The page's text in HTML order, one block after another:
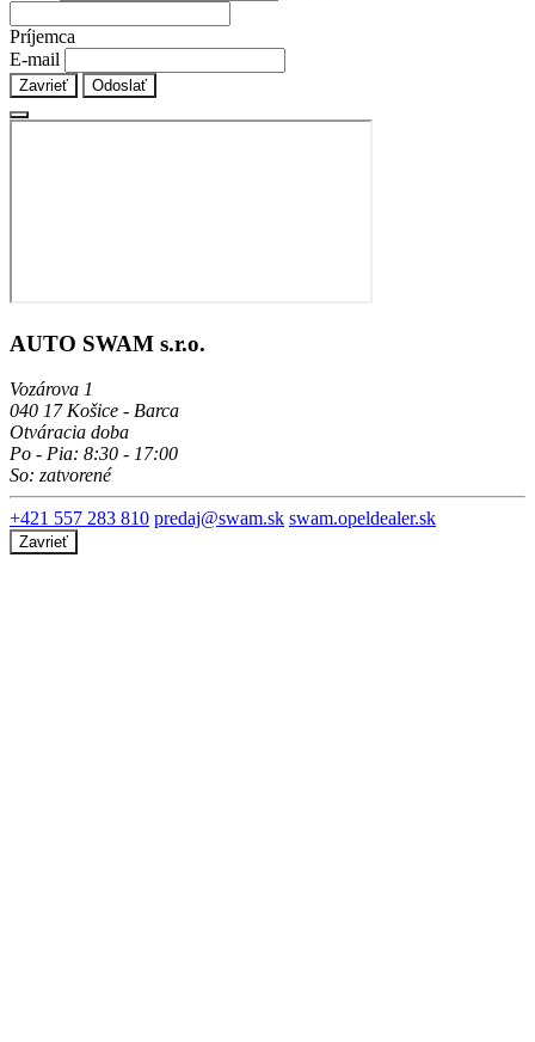
Príjemca
E-mail
Zavrieť Odoslať
AUTO SWAM s.r.o.
Vozárova 1
040 17 Košice - Barca
Otváracia doba
Po - Pia: 8:30 - 17:00
So: zatvorené
+421 557 283 810 predaj@swam.sk swam.opeldealer.sk
Zavrieť